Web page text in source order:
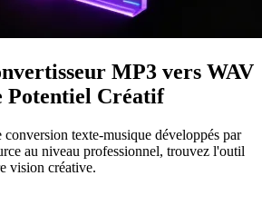
MP3 vers WAV
Potentiel Créatif
texte-musique développés par
au niveau professionnel, trouvez l'outil
vision créative.